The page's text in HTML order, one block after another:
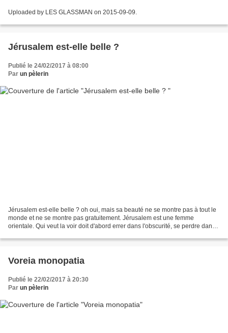
Uploaded by LES GLASSMAN on 2015-09-09.
Jérusalem est-elle belle ?
Publié le 24/02/2017 à 08:00
Par un pèlerin
Jérusalem est-elle belle ? oh oui, mais sa beauté ne se montre pas à tout le
monde et ne se montre pas gratuitement. Jérusalem est une femme
orientale. Qui veut la voir doit d'abord errer dans l'obscurité, se perdre dans
Voreia monopatia
Publié le 22/02/2017 à 20:30
Par un pèlerin